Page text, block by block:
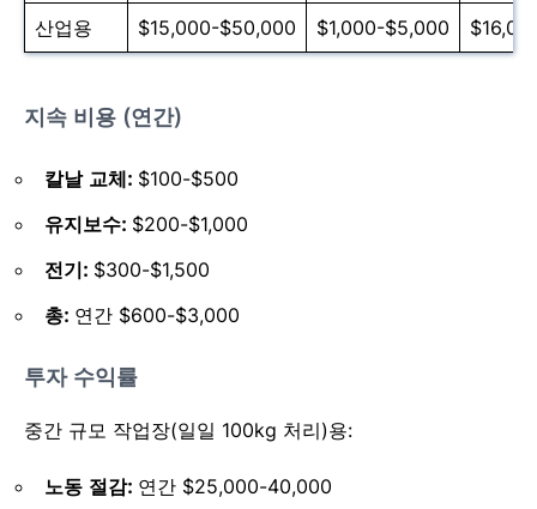
산업용 $15,000-$50,000 $1,000-$5,000
지속 비용 (연간)
칼날 교체: $100-$500
유지보수: $200-$1,000
전기: $300-$1,500
총: 연간 $600-$3,000
투자 수익률
중간 규모 작업장(일일 100kg 처리)용:
노동 절감: 연간 $25,000-40,000